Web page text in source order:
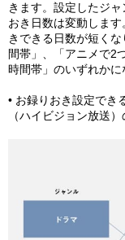
きます。設定したジ
おき日数は変動しま
きできる日数が短く
間帯」、「アニメで2
時間帯」のいずれかに
• お録りおき設定でき
（ハイビジョン放送）